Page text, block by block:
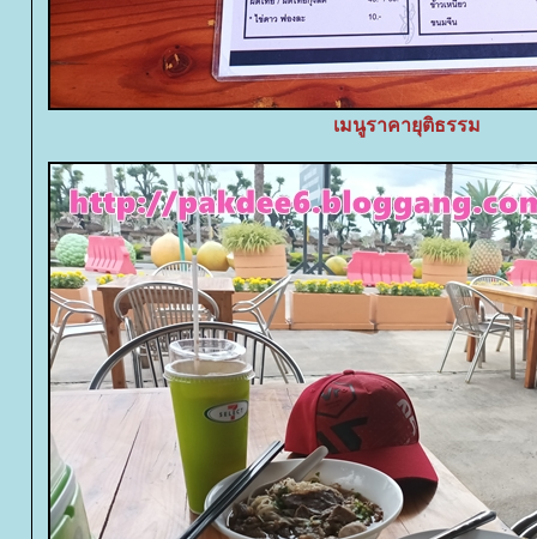
เมนูราคายุติธรรม